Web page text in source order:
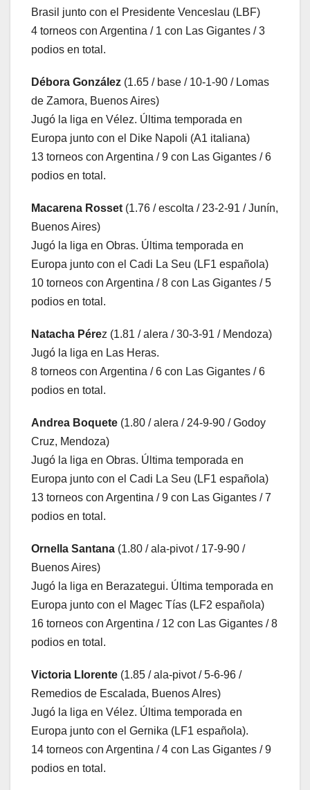
Brasil junto con el Presidente Venceslau (LBF)
4 torneos con Argentina / 1 con Las Gigantes / 3
podios en total.
Débora González (1.65 / base / 10-1-90 / Lomas
de Zamora, Buenos Aires)
Jugó la liga en Vélez. Última temporada en
Europa junto con el Dike Napoli (A1 italiana)
13 torneos con Argentina / 9 con Las Gigantes / 6
podios en total.
Macarena Rosset (1.76 / escolta / 23-2-91 / Junín,
Buenos Aires)
Jugó la liga en Obras. Última temporada en
Europa junto con el Cadi La Seu (LF1 española)
10 torneos con Argentina / 8 con Las Gigantes / 5
podios en total.
Natacha Pérez (1.81 / alera / 30-3-91 / Mendoza)
Jugó la liga en Las Heras.
8 torneos con Argentina / 6 con Las Gigantes / 6
podios en total.
Andrea Boquete (1.80 / alera / 24-9-90 / Godoy
Cruz, Mendoza)
Jugó la liga en Obras. Última temporada en
Europa junto con el Cadi La Seu (LF1 española)
13 torneos con Argentina / 9 con Las Gigantes / 7
podios en total.
Ornella Santana (1.80 / ala-pivot / 17-9-90 /
Buenos Aires)
Jugó la liga en Berazategui. Última temporada en
Europa junto con el Magec Tías (LF2 española)
16 torneos con Argentina / 12 con Las Gigantes / 8
podios en total.
Victoria Llorente (1.85 / ala-pivot / 5-6-96 /
Remedios de Escalada, Buenos AIres)
Jugó la liga en Vélez. Última temporada en
Europa junto con el Gernika (LF1 española).
14 torneos con Argentina / 4 con Las Gigantes / 9
podios en total.